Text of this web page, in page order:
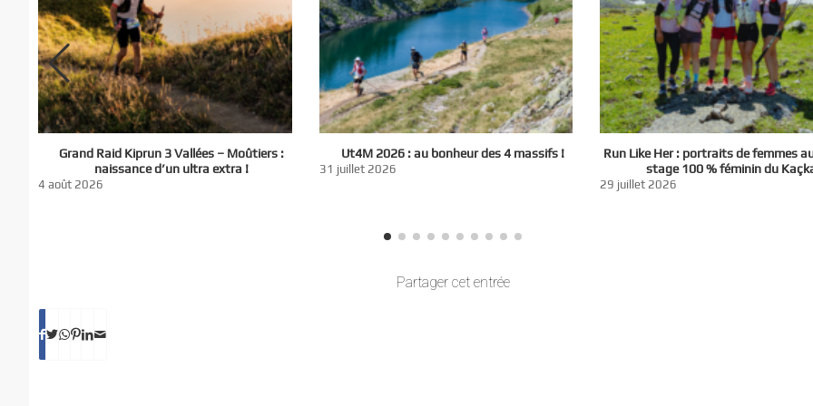
Grand Raid Kiprun 3 Vallées – Moûtiers :
naissance d’un ultra extra !
4 août 2026
Ut4M 2026 : au bonheur des 4 massifs !
31 juillet 2026
Run Like Her : portraits de femmes
stage 100 % féminin du
29 juillet 2026
Partager cet entrée